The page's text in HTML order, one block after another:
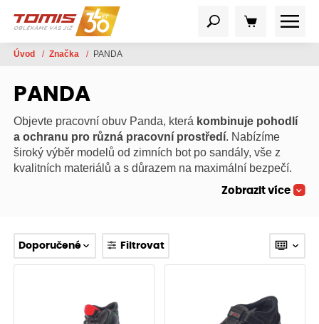
Úvod / Značka / PANDA
PANDA
Objevte pracovní obuv Panda, která kombinuje pohodlí
a ochranu pro různá pracovní prostředí. Nabízíme
široký výběr modelů od zimních bot po sandály, vše z
kvalitních materiálů a s důrazem na maximální bezpečí.
Zobrazit více
Doporučené Filtrovat